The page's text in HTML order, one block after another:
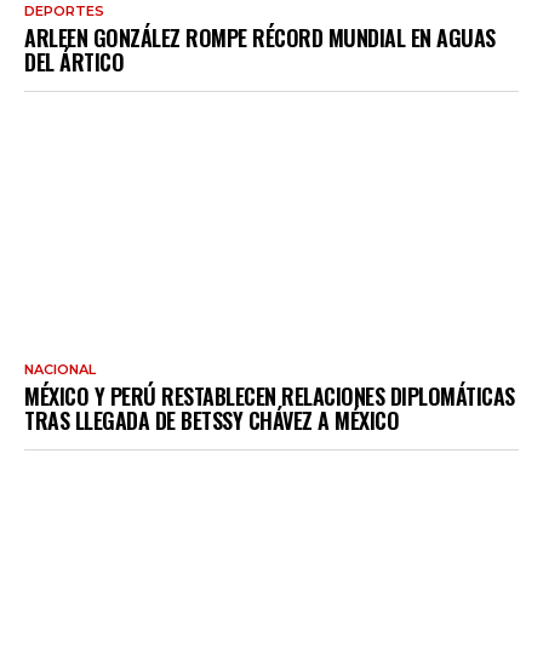
DEPORTES
ARLEEN GONZÁLEZ ROMPE RÉCORD MUNDIAL EN AGUAS
DEL ÁRTICO
NACIONAL
MÉXICO Y PERÚ RESTABLECEN RELACIONES DIPLOMÁTICAS
TRAS LLEGADA DE BETSSY CHÁVEZ A MÉXICO